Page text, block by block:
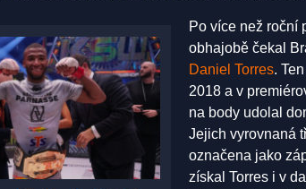
Po více než roční
obhajobě čekal
Daniel Torres.
2018 a v
na body udolal
Jejich vyrovnaná
označena jako
získal Torres i v